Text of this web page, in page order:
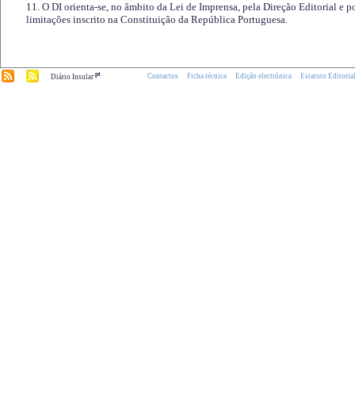
11. O DI orienta-se, no âmbito da Lei de Imprensa, pela Direção Editorial e
limitações inscrito na Constituição da República Portuguesa.
Diário Insular.pt Contactos Ficha técnica Edição electrónica Estatuto Editorial